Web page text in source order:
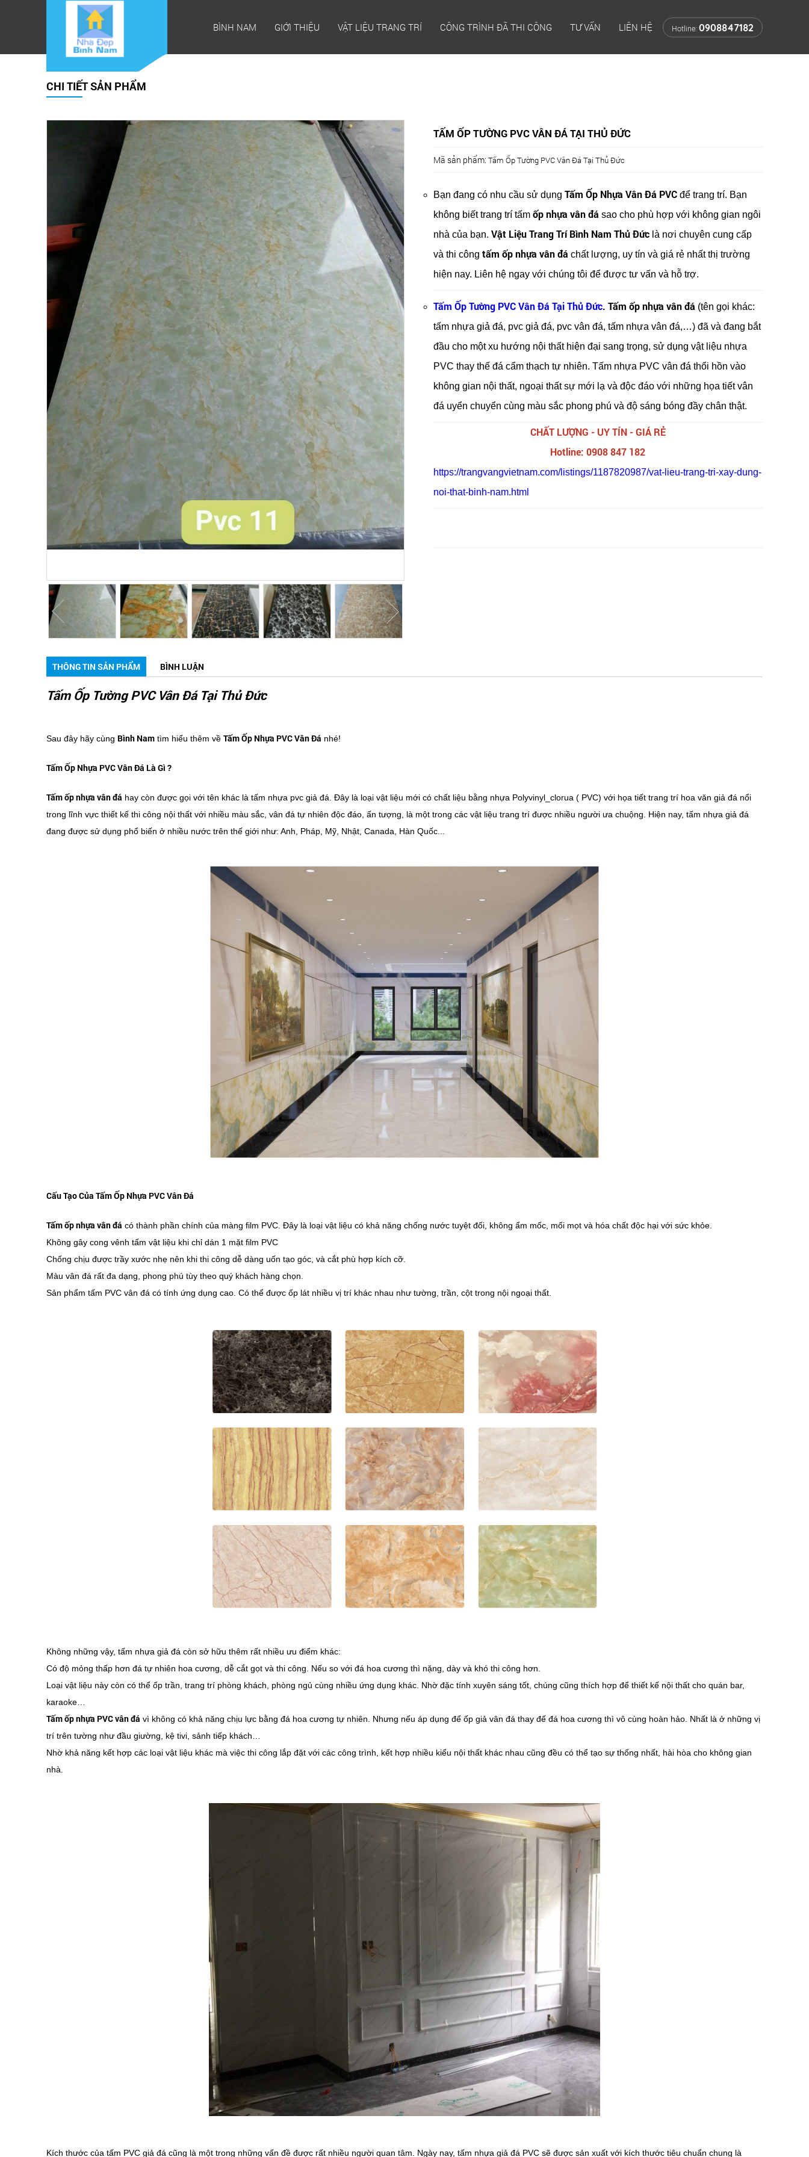
BÌNH NAM GIỚI THIỆU VẬT LIỆU TRANG TRÍ CÔNG TRÌNH ĐÃ THI CÔNG TƯ VẤN LIÊN HỆ Hotline: 0908847182
CHI TIẾT SẢN PHẨM
TẤM ỐP TƯỜNG PVC VÂN ĐÁ TẠI THỦ ĐỨC
Mã sản phẩm: Tấm Ốp Tường PVC Vân Đá Tại Thủ Đức
Bạn đang có nhu cầu sử dụng Tấm Ốp Nhựa Vân Đá PVCđể trang trí. Bạn
không biết trang trí tấm ốp nhựa vân đá sao cho phù hợp với không gian ngôi
nhà của bạn. Vật Liệu Trang Trí Bình Nam Thủ Đứclà nơi chuyên cung cấp
và thi công tấm ốp nhựa vân đá chất lượng, uy tín và giá rẻ nhất thị trường
hiện nay. Liên hệ ngay với chúng tôi để được tư vấn và hỗ trợ.
Tấm Ốp Tường PVC Vân Đá Tại Thủ Đức. Tấm ốp nhựa vân đá (tên gọi khác:
tấm nhựa giả đá, pvc giả đá, pvc vân đá, tấm nhựa vân đá,…) đã và đang bắt
đầu cho một xu hướng nội thất hiện đại sang trọng, sử dụng vật liệu nhựa
PVC thay thế đá cẩm thạch tự nhiên. Tấm nhựa PVC vân đá thổi hồn vào
không gian nội thất, ngoại thất sự mới lạ và độc đáo với những họa tiết vân
đá uyển chuyển cùng màu sắc phong phú và độ sáng bóng đầy chân thật.
CHẤT LƯỢNG - UY TÍN - GIÁ RẺ
Hotline: 0908 847 182
https://trangvangvietnam.com/listings/1187820987/vat-lieu-trang-tri-xay-dung-
noi-that-binh-nam.html
THÔNG TIN SẢN PHẨM BÌNH LUẬN
Tấm Ốp Tường PVC Vân Đá Tại Thủ Đức
Sau đây hãy cùng Bình Nam tìm hiểu thêm về Tấm Ốp Nhựa PVC Vân Đá nhé!
Tấm Ốp Nhựa PVC Vân Đá Là Gì ?
Tấm ốp nhựa vân đá hay còn được gọi với tên khác là tấm nhựa pvc giả đá. Đây là loại vật liệu mới có chất liệu bằng nhựa Polyvinyl_clorua ( PVC) với họa tiết trang trí hoa văn giả đá nổi
trong lĩnh vực thiết kế thi công nội thất với nhiều màu sắc, vân đá tự nhiên độc đáo, ấn tượng, là một trong các vật liệu trang trí được nhiều người ưa chuộng. Hiện nay, tấm nhựa giả đá
đang được sử dụng phổ biến ở nhiều nước trên thế giới như: Anh, Pháp, Mỹ, Nhật, Canada, Hàn Quốc...
Cấu Tạo Của Tấm Ốp Nhựa PVC Vân Đá
Tấm ốp nhựa vân đá có thành phần chính của màng film PVC. Đây là loại vật liệu có khả năng chống nước tuyệt đối, không ẩm mốc, mối mọt và hóa chất độc hại với sức khỏe.
Không gây cong vênh tấm vật liệu khi chỉ dán 1 mặt film PVC
Chống chịu được trầy xước nhẹ nên khi thi công dễ dàng uốn tạo góc, và cắt phù hợp kích cỡ.
Màu vân đá rất đa dạng, phong phú tùy theo quý khách hàng chọn.
Sản phẩm tấm PVC vân đá có tính ứng dụng cao. Có thể được ốp lát nhiều vị trí khác nhau như tường, trần, cột trong nội ngoại thất.
Không những vậy, tấm nhựa giả đá còn sở hữu thêm rất nhiều ưu điểm khác:
Có độ mỏng thấp hơn đá tự nhiên hoa cương, dễ cắt gọt và thi công. Nếu so với đá hoa cương thì nặng, dày và khó thi công hơn.
Loại vật liệu này còn có thể ốp trần, trang trí phòng khách, phòng ngủ cùng nhiều ứng dụng khác. Nhờ đặc tính xuyên sáng tốt, chúng cũng thích hợp để thiết kế nội thất cho quán bar,
karaoke…
Tấm ốp nhựa PVC vân đá vì không có khả năng chịu lực bằng đá hoa cương tự nhiên. Nhưng nếu áp dụng để ốp giả vân đá thay đế đá hoa cương thì vô cùng hoàn hảo. Nhất là ở những vị
trí trên tường như đầu giường, kệ tivi, sảnh tiếp khách…
Nhờ khả năng kết hợp các loại vật liệu khác mà việc thi công lắp đặt với các công trình, kết hợp nhiều kiểu nội thất khác nhau cũng đều có thể tạo sự thống nhất, hài hòa cho không gian
nhà.
Kích thước của tấm PVC giả đá cũng là một trong những vấn đề được rất nhiều người quan tâm. Ngày nay, tấm nhựa giả đá PVC sẽ được sản xuất với kích thước tiêu chuẩn chung là